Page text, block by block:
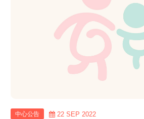
中心公告 22 SEP 2022